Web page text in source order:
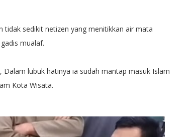
tidak sedikit netizen yang menitikkan air mata
mualaf.
lubuk hatinya ia sudah mantap masuk Islam
Kota Wisata.